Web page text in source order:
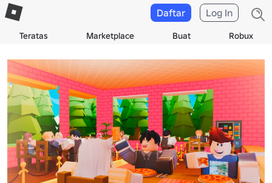
Teratas Marketplace Buat Robux
Daftar Log In